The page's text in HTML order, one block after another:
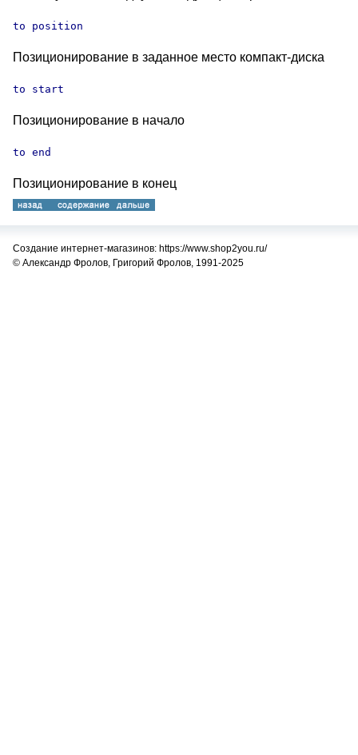
to position
Позиционирование в заданное место компакт-диска
to start
Позиционирование в начало
to end
Позиционирование в конец
Создание интернет-магазинов: https://www.shop2you.ru/
© Александр Фролов, Григорий Фролов, 1991-2025